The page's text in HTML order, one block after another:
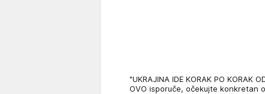
"UKRAJINA IDE KORAK PO KORAK
OVO isporuče, očekujte konkretan